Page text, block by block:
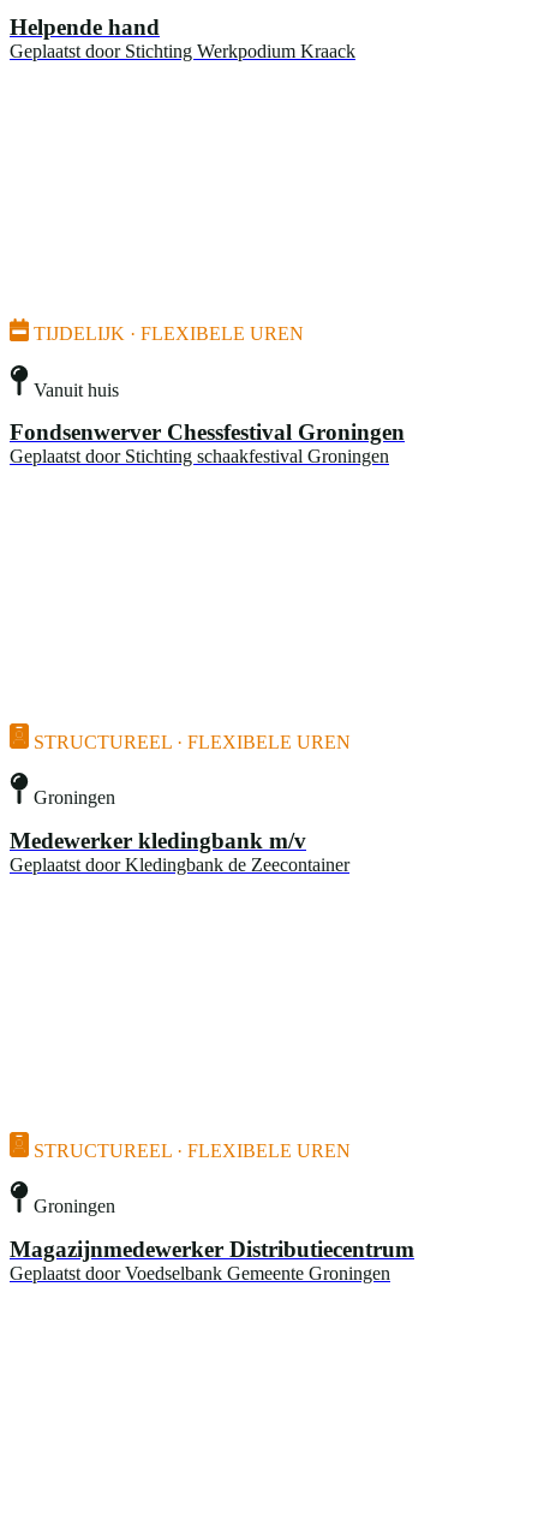
Helpende hand
Geplaatst door Stichting Werkpodium Kraack
TIJDELIJK · FLEXIBELE UREN
Vanuit huis
Fondsenwerver Chessfestival Groningen
Geplaatst door Stichting schaakfestival Groningen
STRUCTUREEL · FLEXIBELE UREN
Groningen
Medewerker kledingbank m/v
Geplaatst door Kledingbank de Zeecontainer
STRUCTUREEL · FLEXIBELE UREN
Groningen
Magazijnmedewerker Distributiecentrum
Geplaatst door Voedselbank Gemeente Groningen